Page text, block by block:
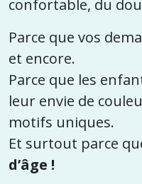
confortable, du
Parce que vos
et encore.
Parce que les
leur envie de
motifs uniques.
Et surtout parce
d’âge !